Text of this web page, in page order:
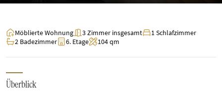
Möblierte Wohnung 3 Zimmer insgesamt
1 Schlafzimmer
2 Badezimmer
6. Etage 104 qm
Überblick